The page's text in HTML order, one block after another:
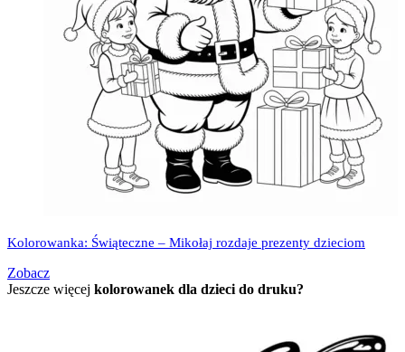
Kolorowanka: Świąteczne – Mikołaj rozdaje prezenty dzieciom
Zobacz
Jeszcze więcej kolorowanek dla dzieci do druku?